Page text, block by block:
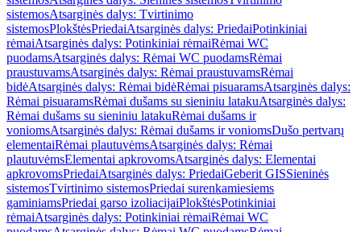
sistemosAtsarginės dalys: Tvirtinimo
sistemosPlokštėsPriedaiAtsarginės dalys: PriedaiPotinkiniai
rėmaiAtsarginės dalys: Potinkiniai rėmaiRėmai WC
puodamsAtsarginės dalys: Rėmai WC puodamsRėmai
praustuvamsAtsarginės dalys: Rėmai praustuvamsRėmai
bidėAtsarginės dalys: Rėmai bidėRėmai pisuaramsAtsarginės dalys:
Rėmai pisuaramsRėmai dušams su sieniniu latakuAtsarginės dalys:
Rėmai dušams su sieniniu latakuRėmai dušams ir
voniomsAtsarginės dalys: Rėmai dušams ir voniomsDušo pertvarų
elementaiRėmai plautuvėmsAtsarginės dalys: Rėmai
plautuvėmsElementai apkrovomsAtsarginės dalys: Elementai
apkrovomsPriedaiAtsarginės dalys: PriedaiGeberit GISSieninės
sistemosTvirtinimo sistemosPriedai surenkamiesiems
gaminiamsPriedai garso izoliacijaiPlokštėsPotinkiniai
rėmaiAtsarginės dalys: Potinkiniai rėmaiRėmai WC